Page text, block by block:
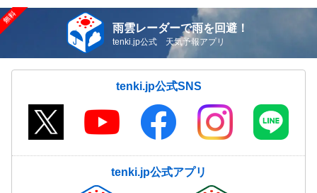
雨雲レーダーで雨を回避！
tenki.jp公式 天気予報アプリ
tenki.jp公式SNS
tenki.jp公式アプリ